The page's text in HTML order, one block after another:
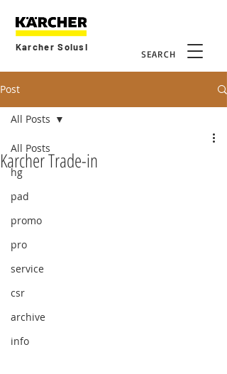
SEARCH
Karcher Solusi
Post
All Posts
hg
pad
promo
pro
service
csr
archive
info
All Posts
Karcher Trade-in